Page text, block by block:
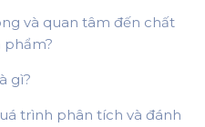
và quan tâm đến chất
phẩm?
gì?
trình phân tích và đánh